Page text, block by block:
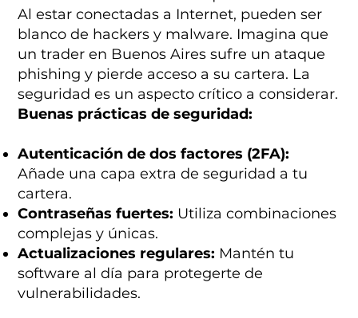
Al estar conectadas a Internet, pueden ser
blanco de hackers y malware. Imagina que
un trader en Buenos Aires sufre un ataque
phishing y pierde acceso a su cartera. La
seguridad es un aspecto crítico a considerar.
Buenas prácticas de seguridad:
Autenticación de dos factores (2FA):
Añade una capa extra de seguridad a tu
cartera.
Contraseñas fuertes: Utiliza combinaciones
complejas y únicas.
Actualizaciones regulares: Mantén tu
software al día para protegerte de
vulnerabilidades.